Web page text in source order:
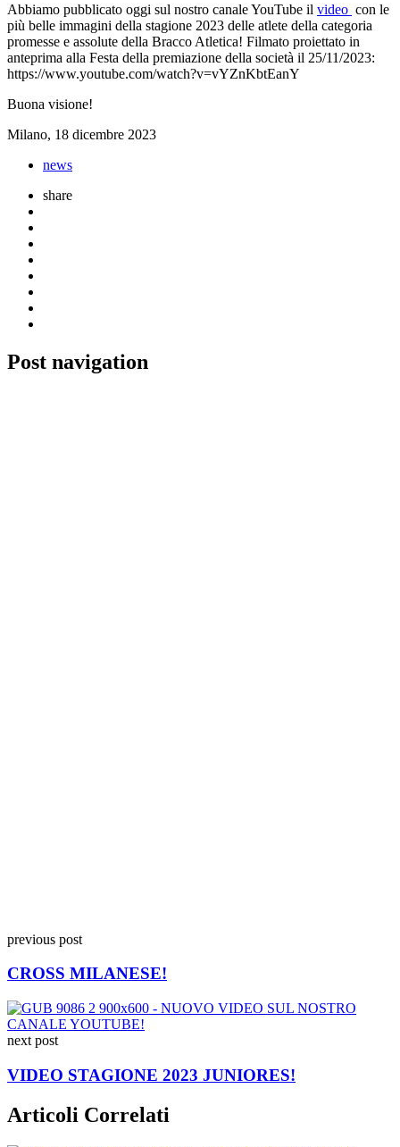
Abbiamo pubblicato oggi sul nostro canale YouTube il video con le
più belle immagini della stagione 2023 delle atlete della categoria
promesse e assolute della Bracco Atletica! Filmato proiettato in
anteprima alla Festa della premiazione della società il 25/11/2023:
https://www.youtube.com/watch?v=vYZnKbtEanY
Buona visione!
Milano, 18 dicembre 2023
news
share
Post navigation
previous post
CROSS MILANESE!
next post
VIDEO STAGIONE 2023 JUNIORES!
Articoli Correlati